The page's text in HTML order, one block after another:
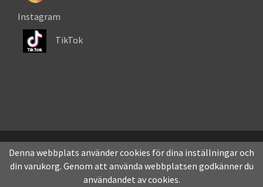
Instagram
TikTok
Drift & produktion:Wikinggruppen
Denna webbplats använder cookies för dina inställningar och
din varukorg. Genom att använda webbplatsen godkänner du
användandet av cookies.